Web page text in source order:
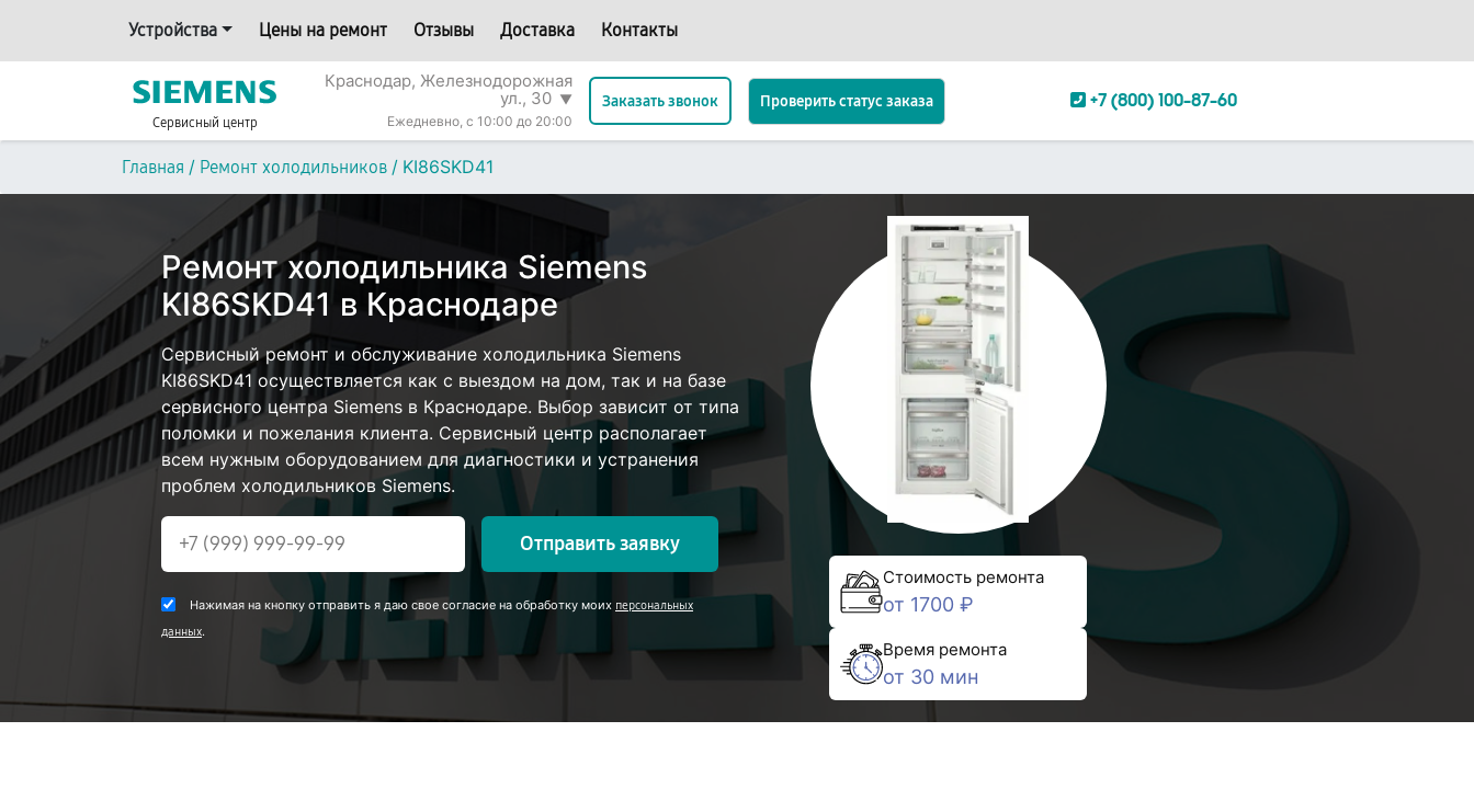
Устройства Цены на ремонт Отзывы Доставка Контакты
Сервисный центр
Краснодар, Железнодорожная
ул., 30 ▼
Ежедневно, с 10:00 до 20:00
Заказать звонок Проверить статус заказа +7 (800) 100-87-60
Главная / Ремонт холодильников / KI86SKD41
Ремонт холодильника Siemens
KI86SKD41 в Краснодаре
Сервисный ремонт и обслуживание холодильника Siemens
KI86SKD41 осуществляется как с выездом на дом, так и на базе
сервисного центра Siemens в Краснодаре. Выбор зависит от типа
поломки и пожелания клиента. Сервисный центр располагает
всем нужным оборудованием для диагностики и устранения
проблем холодильников Siemens.
Отправить заявку
Нажимая на кнопку отправить я даю свое согласие на обработку моих персональных
данных.
Стоимость ремонта
от 1700 ₽
Время ремонта
от 30 мин